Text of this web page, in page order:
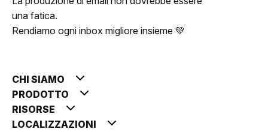
una fatica.
Rendiamo ogni inbox migliore insieme 💚
CHI SIAMO
PRODOTTO
RISORSE
LOCALIZZAZIONI